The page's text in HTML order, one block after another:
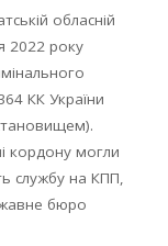
обласній
2022 року
КК України
кордону могли
службу на КПП,
бюро